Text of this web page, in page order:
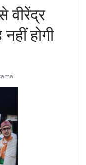
वीरेंद्र
होगी